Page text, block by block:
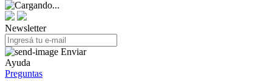
Newsletter
Enviar
Ayuda
Preguntas